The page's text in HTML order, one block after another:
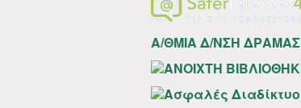
Α/ΘΜΙΑ Δ/ΝΣΗ ΔΡΑΜΑΣ